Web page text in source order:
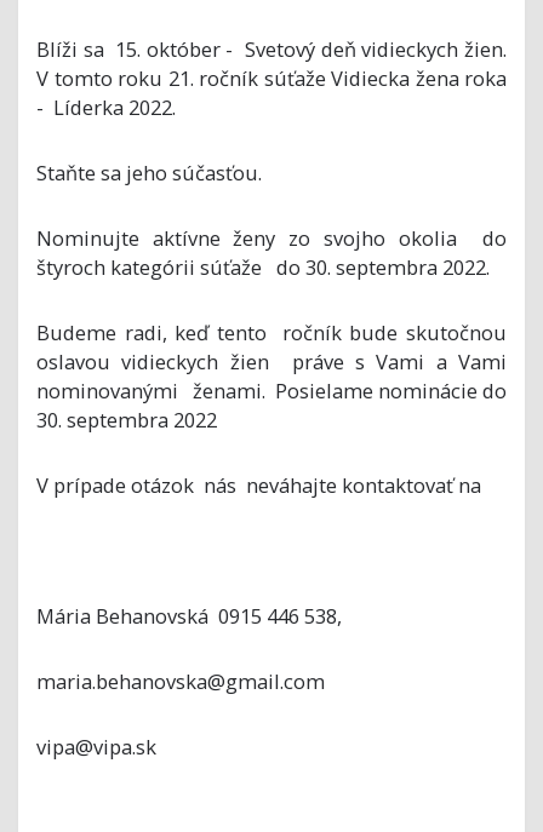
Blíži sa 15. október - Svetový deň vidieckych žien.
V tomto roku 21. ročník súťaže Vidiecka žena roka
- Líderka 2022.
Staňte sa jeho súčasťou.
Nominujte aktívne ženy zo svojho okolia do
štyroch kategórii súťaže do 30. septembra 2022.
Budeme radi, keď tento ročník bude skutočnou
oslavou vidieckych žien práve s Vami a Vami
nominovanými ženami. Posielame nominácie do
30. septembra 2022
V prípade otázok nás neváhajte kontaktovať na
Mária Behanovská 0915 446 538,
maria.behanovska@gmail.com
vipa@vipa.sk